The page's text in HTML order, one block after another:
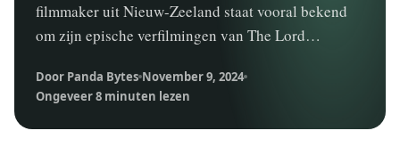
filmmaker uit Nieuw-Zeeland staat vooral bekend
om zijn epische verfilmingen van The Lord…
Door Panda Bytes November 9, 2024
Ongeveer 8 minuten lezen